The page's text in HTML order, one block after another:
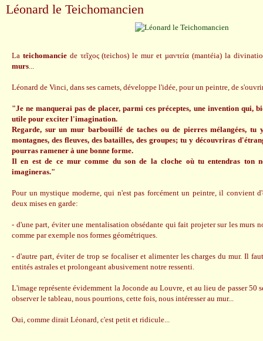
Léonard le Teichomancien
La teichomanciede τεῖχος (teichos) le mur et μαντεία (mantéia) la
murs...
Léonard de Vinci, dans ses carnets, développe l'idée, pour un peintre, de
"Je ne manquerai pas de placer, parmi ces préceptes, une invention qui,
utile pour exciter l'imagination.
Regarde, sur un mur barbouillé de taches ou de pierres mélangées, tu
montagnes, des fleuves, des batailles, des groupes; tu y découvriras
pourras ramener à une bonne forme.
Il en est de ce mur comme du son de la cloche où tu entendras ton
imagineras."
Pour un mystique moderne, qui n'est pas forcément un peintre, il convient
deux mises en garde:
- d'une part, éviter une mentalisation obsédante qui fait projeter sur les murs
comme par exemple nos formes géométriques.
- d'autre part, éviter de trop se focaliser et alimenter les charges du mur. Il
entités astrales et prolongeant abusivement notre ressenti.
L'image représente évidemment la Joconde au Louvre, et au lieu de passer 50
observer le tableau, nous pourrions, cette fois, nous intéresser au mur...
Oui, comme dirait Léonard, c'est petit et ridicule...